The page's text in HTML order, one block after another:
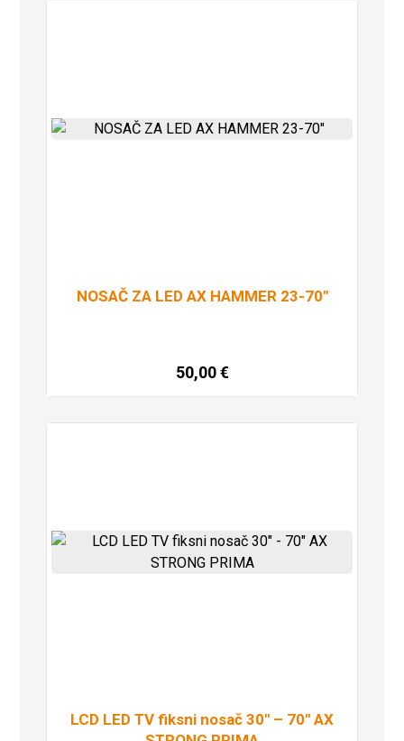
NOSAČ ZA LED AX HAMMER 23-70″
50,00€
Dodaj u košaricu
LCD LED TV fiksni nosač 30″ – 70″ AX